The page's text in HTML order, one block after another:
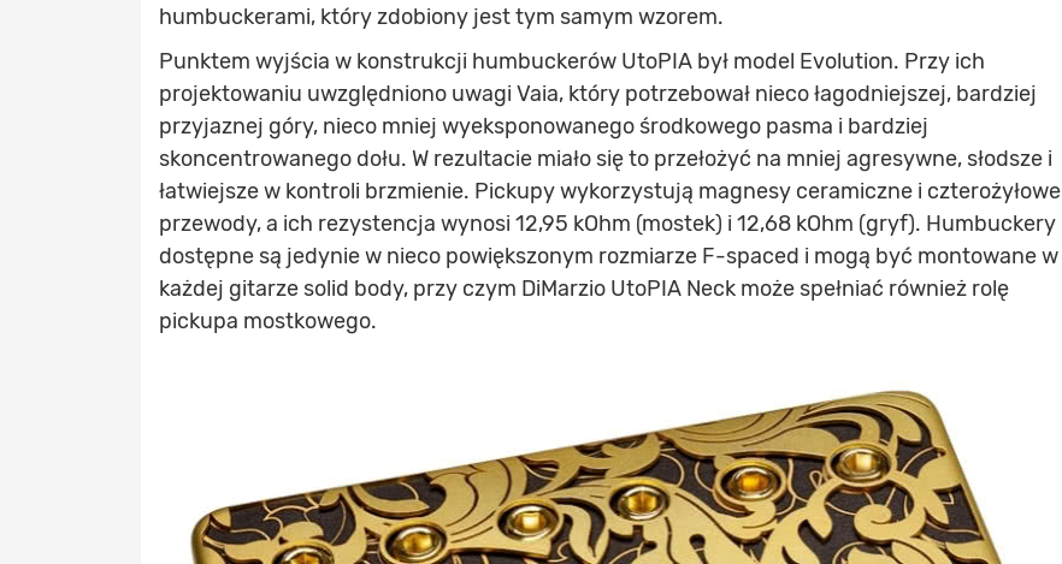
humbuckerami, który zdobiony jest tym samym wzorem.
Punktem wyjścia w konstrukcji humbuckerów UtoPIA był model Evolution. Przy ich
projektowaniu uwzględniono uwagi Vaia, który potrzebował nieco łagodniejszej, bardziej
przyjaznej góry, nieco mniej wyeksponowanego środkowego pasma i bardziej
skoncentrowanego dołu. W rezultacie miało się to przełożyć na mniej agresywne, słodsze i
łatwiejsze w kontroli brzmienie. Pickupy wykorzystują magnesy ceramiczne i czterożyłowe
przewody, a ich rezystencja wynosi 12,95 kOhm (mostek) i 12,68 kOhm (gryf). Humbuckery
dostępne są jedynie w nieco powiększonym rozmiarze F-spaced i mogą być montowane w
każdej gitarze solid body, przy czym DiMarzio UtoPIA Neck może spełniać również rolę
pickupa mostkowego.